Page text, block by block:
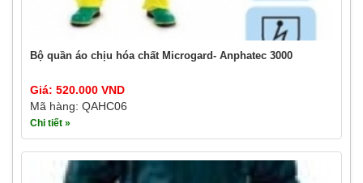
Bộ quần áo chịu hóa chất Microgard- Anphatec 3000
Giá: 520.000 VND
Mã hàng: QAHC06
Chi tiết »